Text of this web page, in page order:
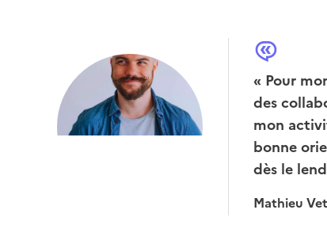
« Pour
des
mon
bonne
dès le
Mathieu